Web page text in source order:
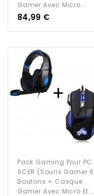
Gamer Avec Micro...
Prix
84,99 €
Pack Gaming Pour PC
ACER (Souris Gamer 6
Boutons + Casque
Gamer Avec Micro Et...